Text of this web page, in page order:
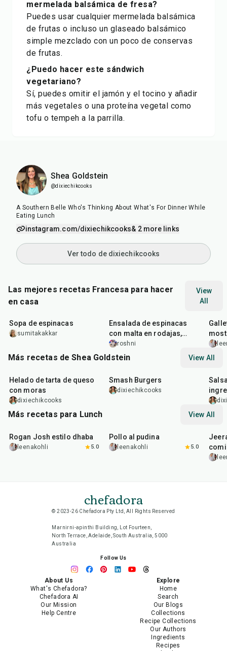
mermelada balsámica de fresa?
Puedes usar cualquier mermelada balsámica
de frutas o incluso un glaseado balsámico
simple mezclado con un poco de conservas
de frutas.
¿Puedo hacer este sándwich
vegetariano?
Sí, puedes omitir el jamón y el tocino y añadir
más vegetales o una proteína vegetal como
tofu o tempeh a la parrilla.
Shea Goldstein
@dixiechikcooks
A Southern Belle Who's Thinking About What's For Dinner While
Eating Lunch
instagram.com/dixiechikcooks& 2 more links
Ver todo de dixiechikcooks
Las mejores recetas Francesa para hacer
en casa
View
All
35min
Sopa de espinacas
sumitakakkar
Ensalada de espinacas
con malta en rodajas,
nueces y queso feta
roshni
Más recetas de Shea Goldstein View All
Helado de tarta de queso
con moras
dixiechikcooks
Smash Burgers
dixiechikcooks
Más recetas para Lunch View All
Rogan Josh estilo dhaba
leenakohli 5.0
Pollo al pudina
leenakohli 5.0
chefadora
© 2023-26 Chefadora Pty Ltd, All Rights Reserved
Marnirni-apinthi Building, Lot Fourteen,
North Terrace, Adelaide, South Australia, 5000
Australia
Follow Us
About Us
What's Chefadora?
Chefadora AI
Our Mission
Help Centre
Explore
Home
Search
Our Blogs
Collections
Recipe Collections
Our Authors
Ingredients
Recipes